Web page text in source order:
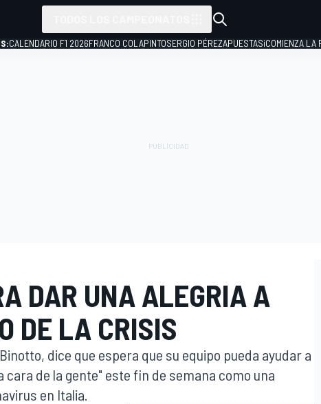
CALENDARIO F1 2026FRANCO COLAPINTOSERGIO PÉREZAPUESTAS¡COMIENZA LA
DAR UNA ALEGRIA A
DE LA CRISIS
dice que espera que su equipo pueda ayudar a
de la gente" este fin de semana como una
en Italia.